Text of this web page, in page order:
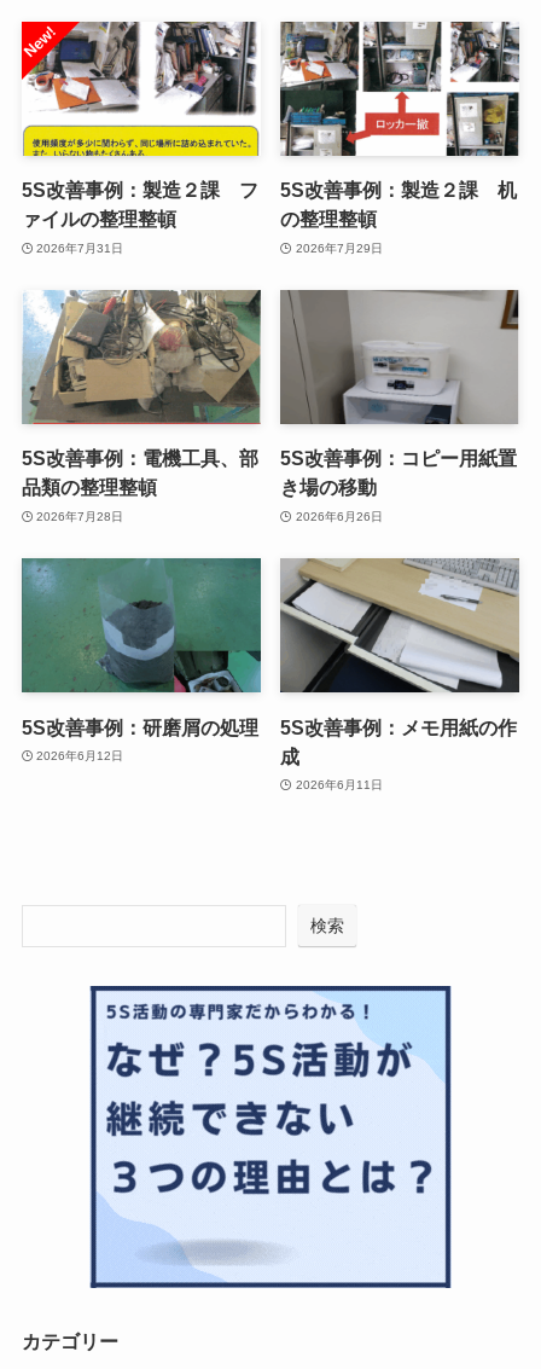
5S改善事例：製造２課 フ
ァイルの整理整頓
2026年7月31日
5S改善事例：製造２課 机
の整理整頓
2026年7月29日
5S改善事例：電機工具、部
品類の整理整頓
2026年7月28日
5S改善事例：コピー用紙置
き場の移動
2026年6月26日
5S改善事例：研磨屑の処理
2026年6月12日
5S改善事例：メモ用紙の作
成
2026年6月11日
検索
カテゴリー